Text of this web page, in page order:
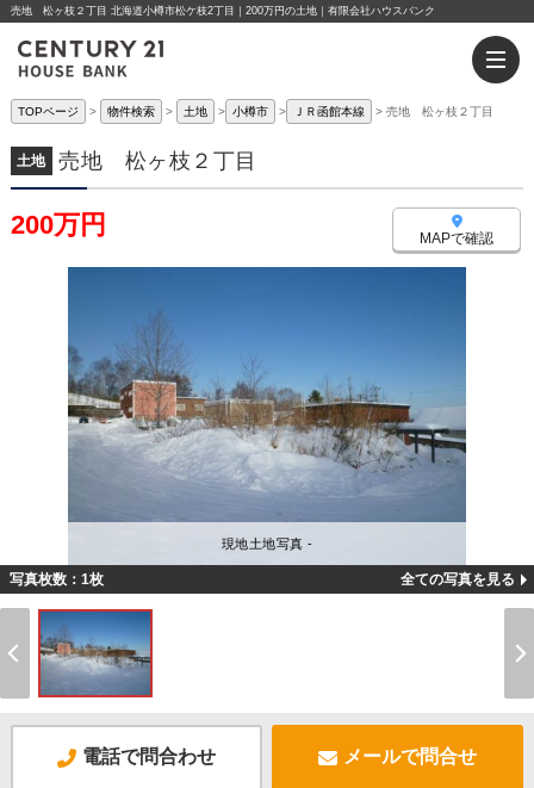
売地 松ヶ枝２丁目 北海道小樽市松ケ枝2丁目｜200万円の土地｜有限会社ハウスバンク
TOPページ 物件検索 土地 小樽市 ＪＲ函館本線 売地 松ヶ枝２丁目
土地 売地 松ヶ枝２丁目
200万円 MAPで確認
現地土地写真 -
写真枚数：1枚 全ての写真を見る
電話で問合わせ メールで問合せ